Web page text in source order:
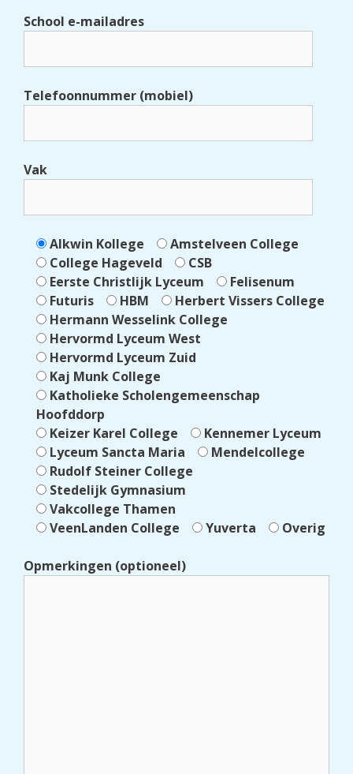
School e-mailadres
Telefoonnummer (mobiel)
Vak
Alkwin Kollege
Amstelveen College
College Hageveld
CSB
Eerste Christlijk Lyceum
Felisenum
Futuris
HBM
Herbert Vissers College
Hermann Wesselink College
Hervormd Lyceum West
Hervormd Lyceum Zuid
Kaj Munk College
Katholieke Scholengemeenschap
Hoofddorp
Keizer Karel College
Kennemer Lyceum
Lyceum Sancta Maria
Mendelcollege
Rudolf Steiner College
Stedelijk Gymnasium
Vakcollege Thamen
VeenLanden College
Yuverta Overig
Opmerkingen (optioneel)